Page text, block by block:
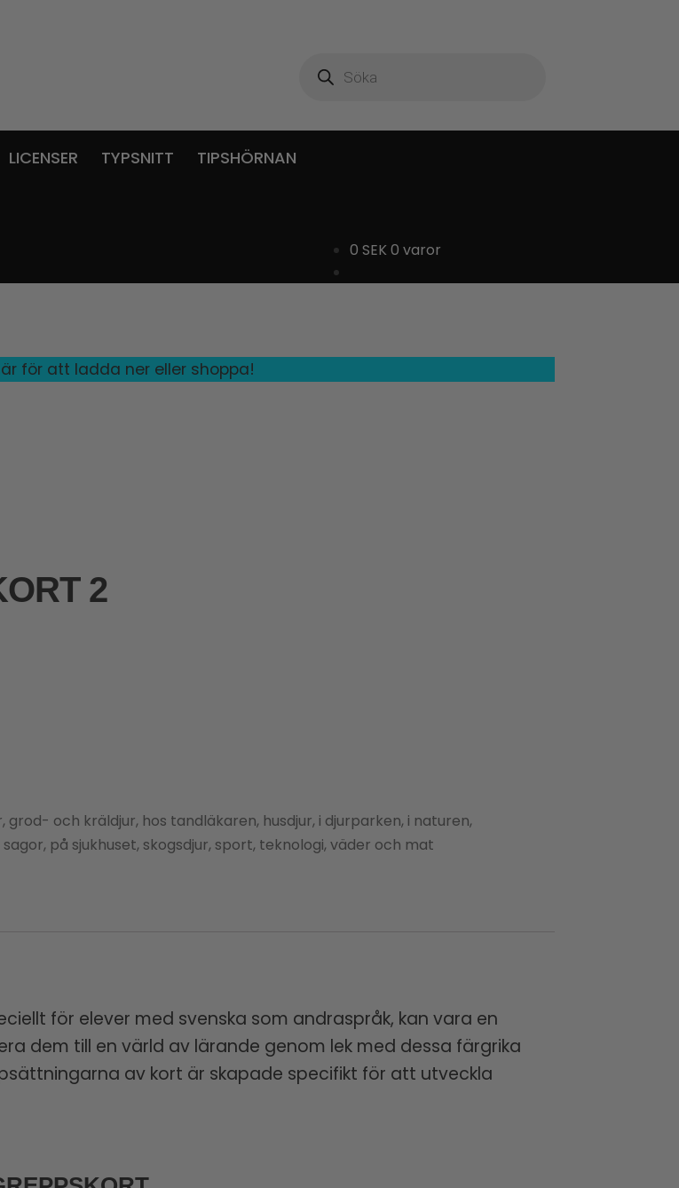
LICENSER TYPSNITT TIPSHÖRNAN
0 SEK0 varor
för att ladda ner eller shoppa!
2
och kräldjur, hos tandläkaren, husdjur, i djurparken, i naturen,
på sjukhuset, skogsdjur, sport, teknologi, väder och mat
för elever med svenska som andraspråk, kan vara en
dem till en värld av lärande genom lek med dessa färgrika
av kort är skapade specifikt för att utveckla